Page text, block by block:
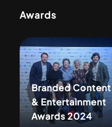
Awards
Branded Content
& Entertainment
Awards 2024